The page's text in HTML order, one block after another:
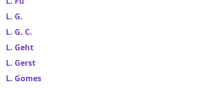
L. G.
L. G. C.
L. Geht
L. Gerst
L. Gomes